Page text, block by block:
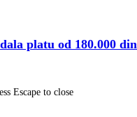
platu od 180.000
Escape to close